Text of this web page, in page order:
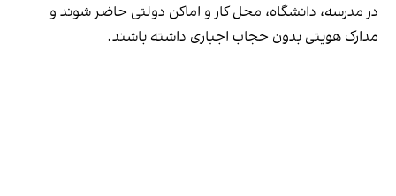
در مدرسه، دانشگاه، محل کار و اماکن دولتی حاضر شوند و
مدارک هویتی بدون حجاب اجباری داشته باشند.